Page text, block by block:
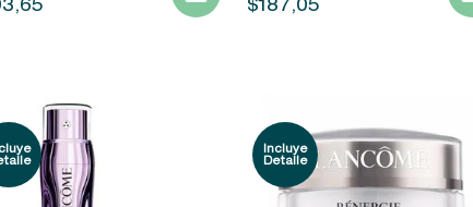
,65 $187 ,05